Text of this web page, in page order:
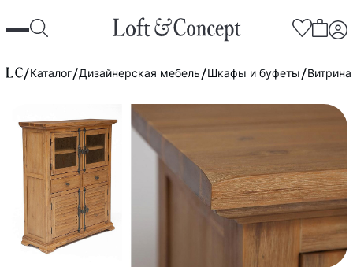
Каталог Дизайнерская мебель Шкафы и буфеты